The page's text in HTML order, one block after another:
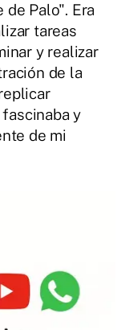
de Palo". Era
tareas
y realizar
de la
y
de mi